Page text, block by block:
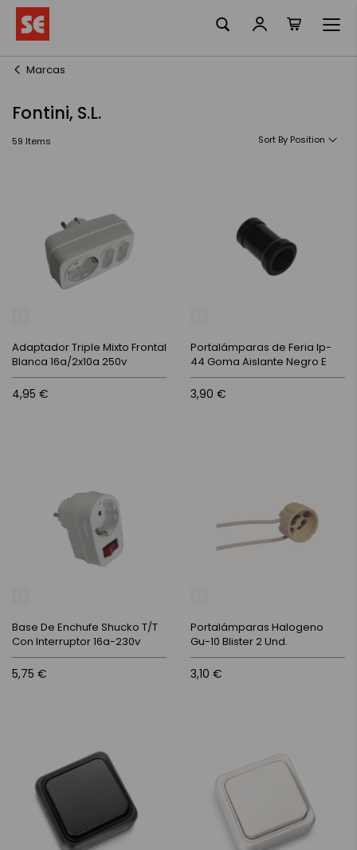
Content
Marcas
Fontini, S.L.
59 Items Sort By
Adaptador Triple Mixto Frontal
Blanca 16a/2x10a 250v
4,95 €
Portalámparas de Feria Ip-
44 Goma Aislante Negro E
3,90 €
Base De Enchufe Shucko T/T
Con Interruptor 16a-230v
5,75 €
Portalámparas Halogeno
Gu-10 Blister 2 Und.
3,10 €